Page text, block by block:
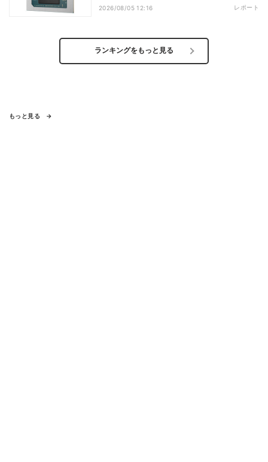
2026/08/05 12:16 レポート
ランキングをもっと見る
もっと見る